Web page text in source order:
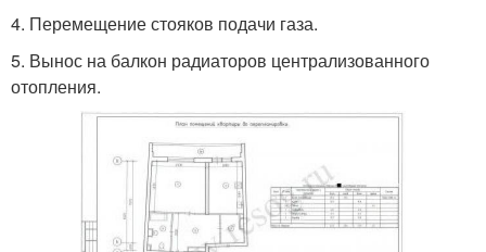
4.​ Перемещение стояков подачи газа.
5.​ Вынос на балкон радиаторов централизованного
отопления.